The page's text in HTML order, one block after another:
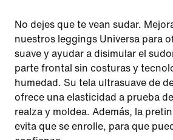
No dejes que te vean sudar.
nuestros leggings Universa para
suave y ayudar a disimular el
parte frontal sin costuras y
humedad. Su tela ultrasuave de
ofrece una elasticidad a prueba
realza y moldea. Además, la
evita que se enrolle, para que